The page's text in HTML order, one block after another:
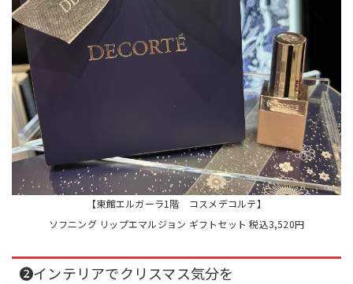
【東館エルガーラ1階 コスメデコルテ】
ソフニング リップエマルジョン ギフトセット 税込3,520円
❷インテリアでクリスマス気分を